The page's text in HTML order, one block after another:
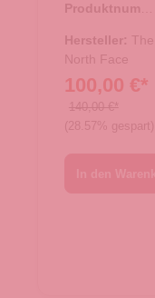
Sporttasch
e
Rucksack
Base Camp
Duffel S
Summit
Produktnumme
Hersteller: The
North Face
100,00 €*
140,00 €*
(28.57% gespart)